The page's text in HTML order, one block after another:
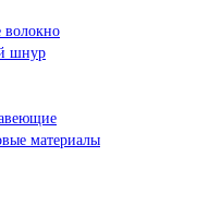
волокно
шнур
материалы